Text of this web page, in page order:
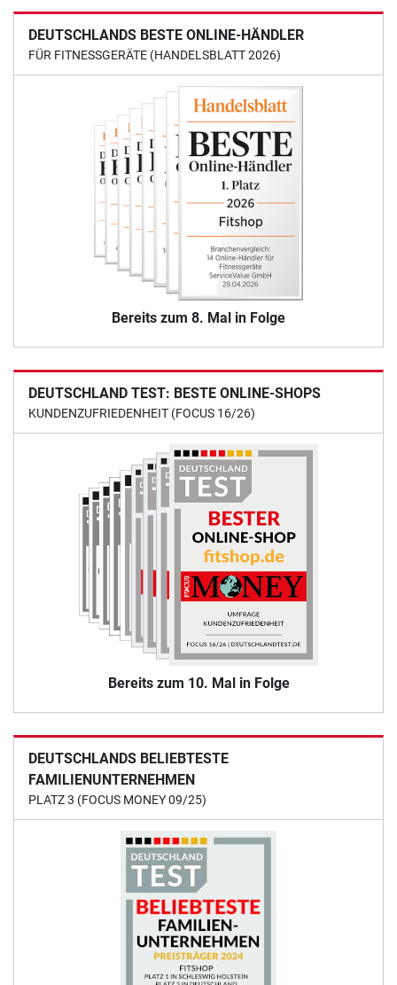
DEUTSCHLANDS BESTE ONLINE-HÄNDLER
FÜR FITNESSGERÄTE (HANDELSBLATT 2026)
Bereits zum 8. Mal in Folge
DEUTSCHLAND TEST: BESTE ONLINE-SHOPS
KUNDENZUFRIEDENHEIT (FOCUS 16/26)
Bereits zum 10. Mal in Folge
DEUTSCHLANDS BELIEBTESTE
FAMILIENUNTERNEHMEN
PLATZ 3 (FOCUS MONEY 09/25)